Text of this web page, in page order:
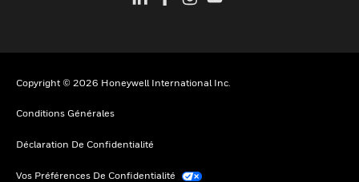
Copyright © 2026 Honeywell International Inc.
Conditions Générales
Déclaration De Confidentialité
Vos Préférences De Confidentialité